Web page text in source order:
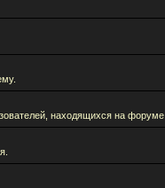
находящихся на форуме.